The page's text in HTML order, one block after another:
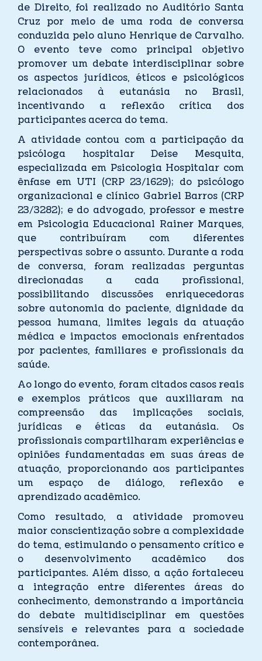
de Direito, foi realizado no Auditório Santa
Cruz por meio de uma roda de conversa
conduzida pelo aluno Henrique de Carvalho.
O evento teve como principal objetivo
promover um debate interdisciplinar sobre
os aspectos jurídicos, éticos e psicológicos
relacionados à eutanásia no Brasil,
incentivando a reflexão crítica dos
participantes acerca do tema.
A atividade contou com a participação da
psicóloga hospitalar Deise Mesquita,
especializada em Psicologia Hospitalar com
ênfase em UTI (CRP 23/1629); do psicólogo
organizacional e clínico Gabriel Barros (CRP
23/3282); e do advogado, professor e mestre
em Psicologia Educacional Rainer Marques,
que contribuíram com diferentes
perspectivas sobre o assunto. Durante a roda
de conversa, foram realizadas perguntas
direcionadas a cada profissional,
possibilitando discussões enriquecedoras
sobre autonomia do paciente, dignidade da
pessoa humana, limites legais da atuação
médica e impactos emocionais enfrentados
por pacientes, familiares e profissionais da
saúde.
Ao longo do evento, foram citados casos reais
e exemplos práticos que auxiliaram na
compreensão das implicações sociais,
jurídicas e éticas da eutanásia. Os
profissionais compartilharam experiências e
opiniões fundamentadas em suas áreas de
atuação, proporcionando aos participantes
um espaço de diálogo, reflexão e
aprendizado acadêmico.
Como resultado, a atividade promoveu
maior conscientização sobre a complexidade
do tema, estimulando o pensamento crítico e
o desenvolvimento acadêmico dos
participantes. Além disso, a ação fortaleceu
a integração entre diferentes áreas do
conhecimento, demonstrando a importância
do debate multidisciplinar em questões
sensíveis e relevantes para a sociedade
contemporânea.